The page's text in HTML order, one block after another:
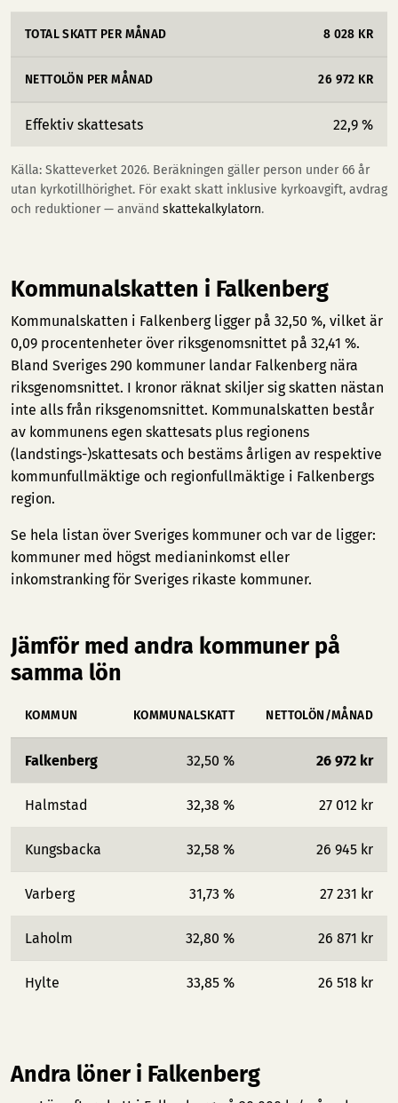
TOTAL SKATT PER MÅNAD 8 028 KR
NETTOLÖN PER MÅNAD 26 972 KR
Effektiv skattesats 22,9 %
Källa: Skatteverket 2026. Beräkningen gäller person under 66 år
utan kyrkotillhörighet. För exakt skatt inklusive kyrkoavgift, avdrag
och reduktioner — använd skattekalkylatorn.
Kommunalskatten i Falkenberg
Kommunalskatten i Falkenberg ligger på 32,50 %, vilket är
0,09 procentenheter över riksgenomsnittet på 32,41 %.
Bland Sveriges 290 kommuner landar Falkenberg nära
riksgenomsnittet. I kronor räknat skiljer sig skatten nästan
inte alls från riksgenomsnittet. Kommunalskatten består
av kommunens egen skattesats plus regionens
(landstings-)skattesats och bestäms årligen av respektive
kommunfullmäktige och regionfullmäktige i Falkenbergs
region.
Se hela listan över Sveriges kommuner och var de ligger:
kommuner med högst medianinkomst eller
inkomstranking för Sveriges rikaste kommuner.
Jämför med andra kommuner på
samma lön
KOMMUN KOMMUNALSKATT NETTOLÖN/MÅNAD
Falkenberg 32,50 % 26 972 kr
Halmstad 32,38 % 27 012 kr
Kungsbacka 32,58 % 26 945 kr
Varberg 31,73 % 27 231 kr
Laholm 32,80 % 26 871 kr
Hylte 33,85 % 26 518 kr
Andra löner i Falkenberg